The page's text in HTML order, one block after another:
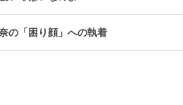
の「困り顔」への執着